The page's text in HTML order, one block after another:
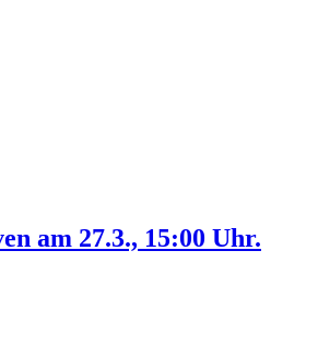
am 27.3., 15:00 Uhr.